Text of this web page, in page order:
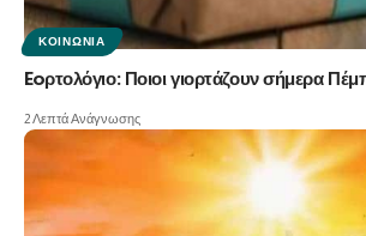
ΚΟΙΝΩΝΊΑ
Eoρτολόγιο: Ποιοι γιορτάζουν σήμερα
2 Λεπτά Ανάγνωσης